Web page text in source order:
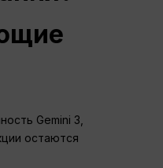
Gemini 3,
остаются